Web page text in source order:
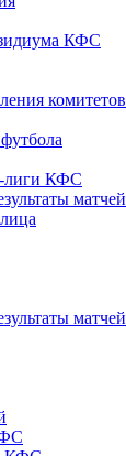
КФС
комитетов
лиги КФС
матчей
матчей